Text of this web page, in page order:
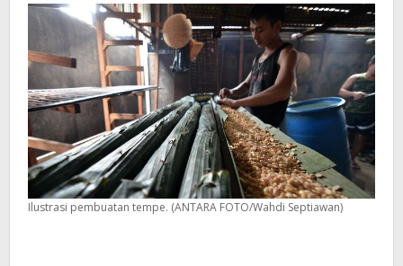
Ilustrasi pembuatan tempe. (ANTARA FOTO/Wahdi Septiawan)